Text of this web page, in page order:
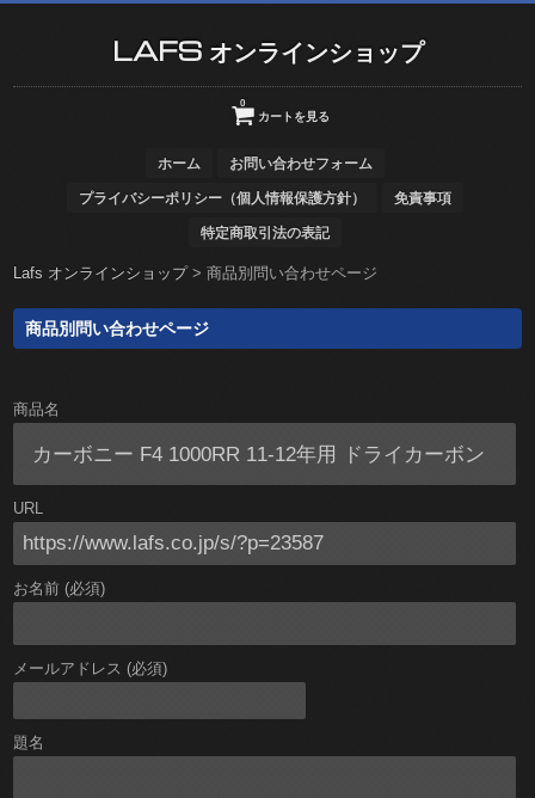
LAFS オンラインショップ
カートを見る
0
ホーム お問い合わせフォーム
プライバシーポリシー（個人情報保護方針） 免責事項
特定商取引法の表記
Lafs オンラインショップ>商品別問い合わせページ
商品別問い合わせページ
商品名
URL
お名前 (必須)
メールアドレス (必須)
題名